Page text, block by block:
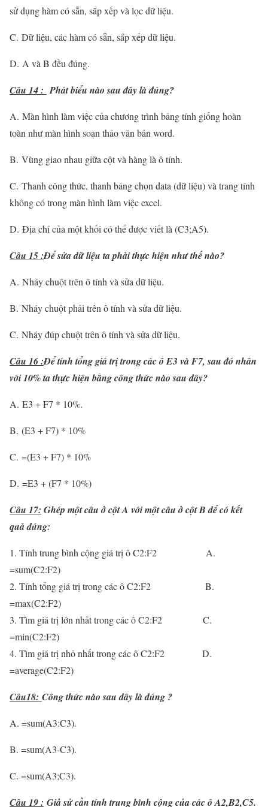
sử dụng hàm có sẵn, sắp xếp và lọc dữ liệu.
C. Dữ liệu, các hàm có sẵn, sắp xếp dữ liệu.
D. A và B đều đúng.
Câu 14 : Phát biểu nào sau đây là đúng?
A. Màn hình làm việc của chương trình bảng tính giống hoàn
toàn như màn hình soạn thảo văn bản word.
B. Vùng giao nhau giữa cột và hàng là ô tính.
C. Thanh công thức, thanh bảng chọn data (dữ liệu) và trang tính
không có trong màn hình làm việc excel.
D. Địa chỉ của một khối có thể được viết là (C3;A5).
Câu 15 :Để sửa dữ liệu ta phải thực hiện như thế nào?
A. Nháy chuột trên ô tính và sửa dữ liệu.
B. Nháy chuột phải trên ô tính và sửa dữ liệu.
C. Nháy đúp chuột trên ô tính và sửa dữ liệu.
Câu 16 :Để tính tổng giá trị trong các ô E3 và F7, sau đó nhân
với 10% ta thực hiện bằng công thức nào sau đây?
A. E3 + F7 * 10%.
B. (E3 + F7) * 10%
C. =(E3 + F7) * 10%
D. =E3 + (F7 * 10%)
Câu 17: Ghép một câu ở cột A với một câu ở cột B để có kết
quả đúng:
1. Tính trung bình cộng giá trị ô C2:F2 A.
=sum(C2:F2)
2. Tính tổng giá trị trong các ô C2:F2 B.
=max(C2:F2)
3. Tìm giá trị lớn nhất trong các ô C2:F2 C.
=min(C2:F2)
4. Tìm giá trị nhỏ nhất trong các ô C2:F2
D.
=average(C2:F2)
Câu18: Công thức nào sau đây là đúng ?
A. =sum(A3:C3).
B. =sum(A3-C3).
C. =sum(A3;C3).
Câu 19 : Giả sử cần tính trung bình cộng của các ô A2,B2,C5.